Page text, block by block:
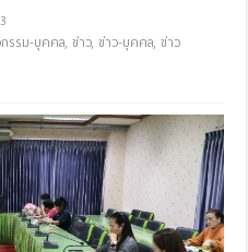
รรม-บุคคล,ข่าว,ข่าว-บุคคล,ข่าว